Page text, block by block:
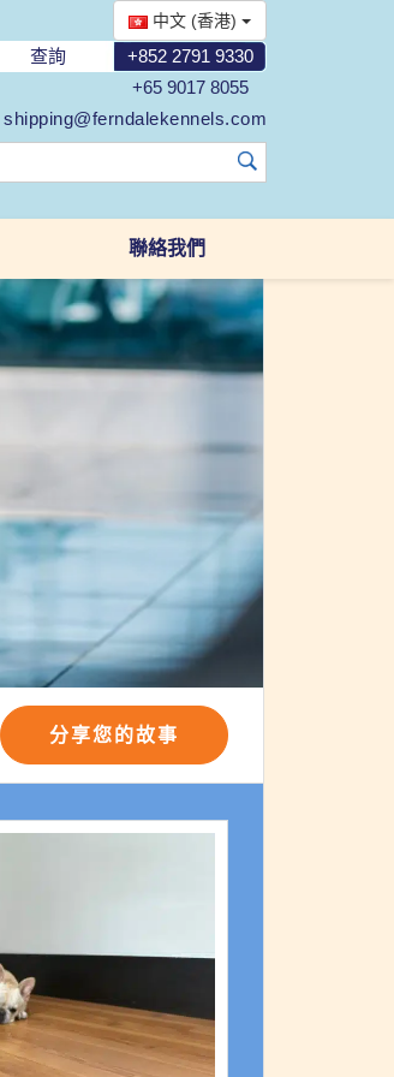
中文 (香港)
查詢
+852 2791 9330
+65 9017 8055
shipping@ferndalekennels.com
聯絡我們
分享您的故事